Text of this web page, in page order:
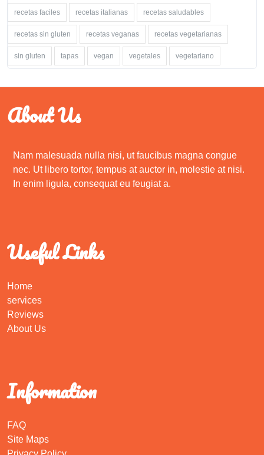
recetas faciles recetas italianas recetas saludables
recetas sin gluten recetas veganas recetas vegetarianas
sin gluten tapas vegan vegetales vegetariano
About Us
Nam malesuada nulla nisi, ut faucibus magna congue
nec. Ut libero tortor, tempus at auctor in, molestie at nisi.
In enim ligula, consequat eu feugiat a.
Useful Links
Home
services
Reviews
About Us
Information
FAQ
Site Maps